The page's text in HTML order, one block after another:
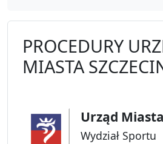
PROCEDURY
MIASTA
Urząd
Wydział Sportu